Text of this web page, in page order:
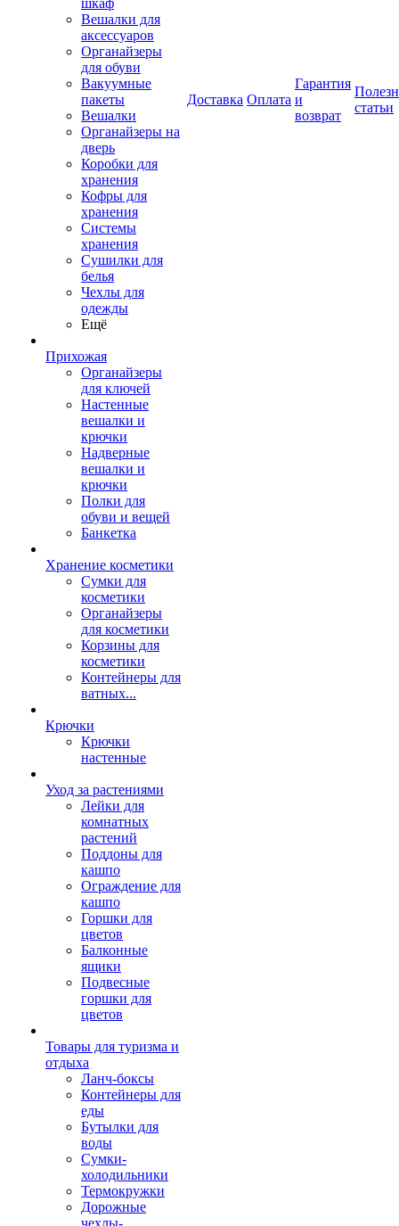
Вешалки для
аксессуаров
Органайзеры
для обуви
Вакуумные
пакеты
Вешалки
Органайзеры на
дверь
Коробки для
хранения
Кофры для
хранения
Системы
хранения
Сушилки для
белья
Чехлы для
одежды
Ещё
Прихожая
Органайзеры
для ключей
Настенные
вешалки и
крючки
Надверные
вешалки и
крючки
Полки для
обуви и вещей
Банкетка
Хранение косметики
Сумки для
косметики
Органайзеры
для косметики
Корзины для
косметики
Контейнеры для
ватных...
Крючки
Крючки
настенные
Уход за растениями
Лейки для
комнатных
растений
Поддоны для
кашпо
Ограждение для
кашпо
Горшки для
цветов
Балконные
ящики
Подвесные
горшки для
цветов
Товары для туризма и
отдыха
Ланч-боксы
Контейнеры для
еды
Бутылки для
воды
Сумки-
холодильники
Термокружки
Дорожные
чехлы-
Доставка Оплата
Гарантия
и
возврат
статьи